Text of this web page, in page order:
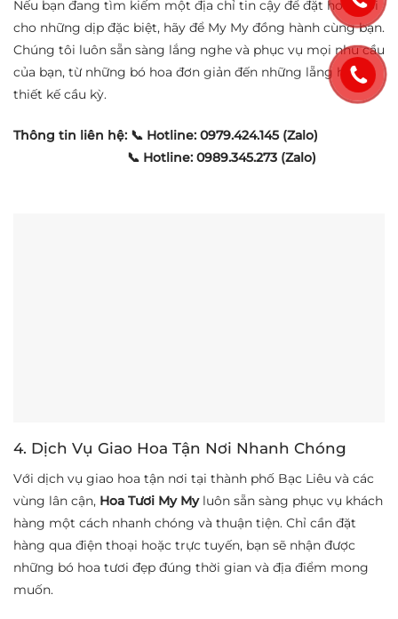
Nếu bạn đang tìm kiếm một địa chỉ tin cậy để đặt hoa tươi
cho những dịp đặc biệt, hãy để My My đồng hành cùng bạn.
Chúng tôi luôn sẵn sàng lắng nghe và phục vụ mọi nhu cầu
của bạn, từ những bó hoa đơn giản đến những lẵng hoa
thiết kế cầu kỳ.
Thông tin liên hệ: 📞 Hotline: 0979.424.145 (Zalo)
📞 Hotline: 0989.345.273 (Zalo)
4. Dịch Vụ Giao Hoa Tận Nơi Nhanh Chóng
Với dịch vụ giao hoa tận nơi tại thành phố Bạc Liêu và các
vùng lân cận, Hoa Tươi My Myluôn sẵn sàng phục vụ khách
hàng một cách nhanh chóng và thuận tiện. Chỉ cần đặt
hàng qua điện thoại hoặc trực tuyến, bạn sẽ nhận được
những bó hoa tươi đẹp đúng thời gian và địa điểm mong
muốn.